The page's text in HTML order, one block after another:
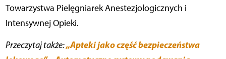
Towarzystwa Pielęgniarek Anestezjologicznych i
Intensywnej Opieki.
Przeczytaj także:„Apteki jako część bezpieczeństwa